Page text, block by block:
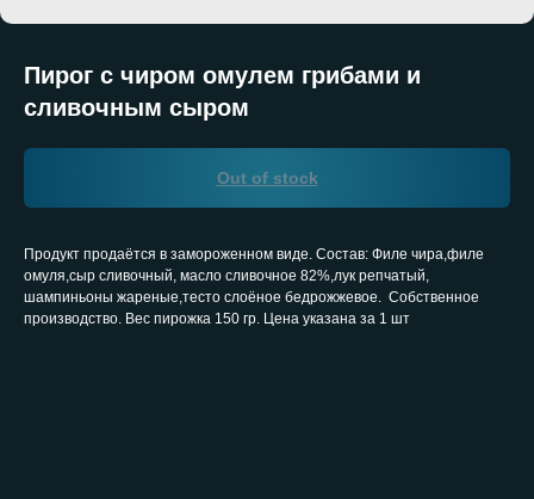
Пирог с чиром омулем грибами и
сливочным сыром
Out of stock
Продукт продаётся в замороженном виде. Состав: Филе чира,филе
омуля,сыр сливочный, масло сливочное 82%,лук репчатый,
шампиньоны жареные,тесто слоёное бедрожжевое. Собственное
производство. Вес пирожка 150 гр. Цена указана за 1 шт